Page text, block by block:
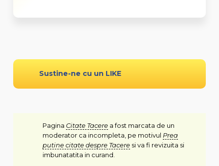
Sustine-ne cu un LIKE
Pagina Citate Tacerea fost marcata de un
moderator ca incompleta, pe motivul Prea
putine citate despre Taceresi va fi revizuita si
imbunatatita in curand.